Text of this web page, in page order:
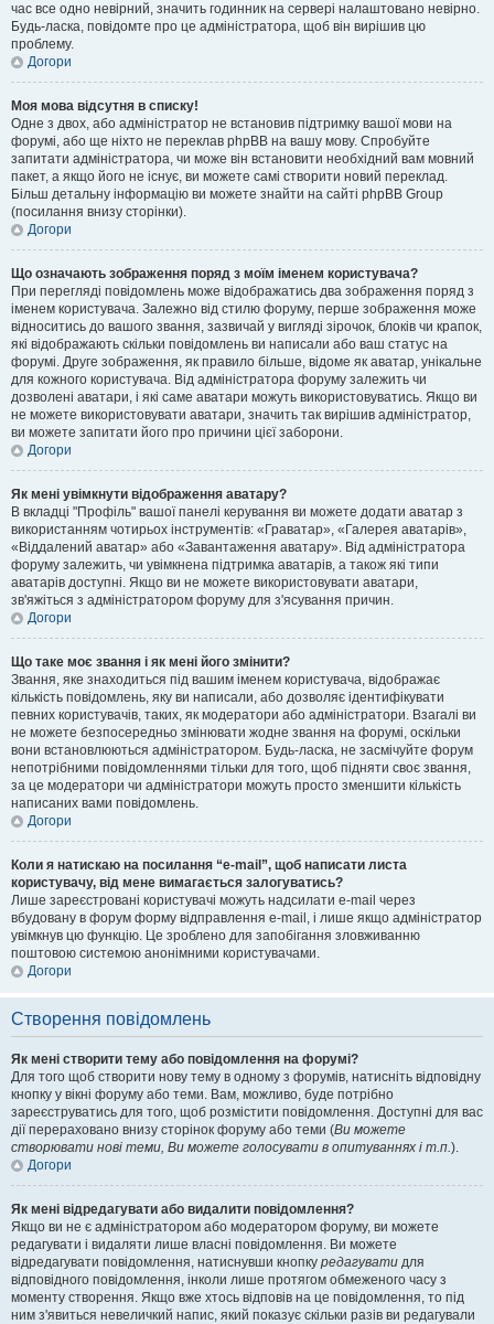
час все одно невірний, значить годинник на сервері налаштовано невірно.
Будь-ласка, повідомте про це адміністратора, щоб він вирішив цю
проблему.
Догори
Моя мова відсутня в списку!
Одне з двох, або адміністратор не встановив підтримку вашої мови на
форумі, або ще ніхто не переклав phpBB на вашу мову. Спробуйте
запитати адміністратора, чи може він встановити необхідний вам мовний
пакет, а якщо його не існує, ви можете самі створити новий переклад.
Більш детальну інформацію ви можете знайти на сайті phpBB Group
(посилання внизу сторінки).
Догори
Що означають зображення поряд з моїм іменем користувача?
При перегляді повідомлень може відображатись два зображення поряд з
іменем користувача. Залежно від стилю форуму, перше зображення може
відноситись до вашого звання, зазвичай у вигляді зірочок, блоків чи крапок,
які відображають скільки повідомлень ви написали або ваш статус на
форумі. Друге зображення, як правило більше, відоме як аватар, унікальне
для кожного користувача. Від адміністратора форуму залежить чи
дозволені аватари, і які саме аватари можуть використовуватись. Якщо ви
не можете використовувати аватари, значить так вирішив адміністратор,
ви можете запитати його про причини цієї заборони.
Догори
Як мені увімкнути відображення аватару?
В вкладці "Профіль" вашої панелі керування ви можете додати аватар з
використанням чотирьох інструментів: «Граватар», «Галерея аватарів»,
«Віддалений аватар» або «Завантаження аватару». Від адміністратора
форуму залежить, чи увімкнена підтримка аватарів, а також які типи
аватарів доступні. Якщо ви не можете використовувати аватари,
зв'яжіться з адміністратором форуму для з'ясування причин.
Догори
Що таке моє звання і як мені його змінити?
Звання, яке знаходиться під вашим іменем користувача, відображає
кількість повідомлень, яку ви написали, або дозволяє ідентифікувати
певних користувачів, таких, як модератори або адміністратори. Взагалі ви
не можете безпосередньо змінювати жодне звання на форумі, оскільки
вони встановлюються адміністратором. Будь-ласка, не засмічуйте форум
непотрібними повідомленнями тільки для того, щоб підняти своє звання,
за це модератори чи адміністратори можуть просто зменшити кількість
написаних вами повідомлень.
Догори
Коли я натискаю на посилання “e-mail”, щоб написати листа
користувачу, від мене вимагається залогуватись?
Лише зареєстровані користувачі можуть надсилати e-mail через
вбудовану в форум форму відправлення e-mail, і лише якщо адміністратор
увімкнув цю функцію. Це зроблено для запобігання зловживанню
поштовою системою анонімними користувачами.
Догори
Створення повідомлень
Як мені створити тему або повідомлення на форумі?
Для того щоб створити нову тему в одному з форумів, натисніть відповідну
кнопку у вікні форуму або теми. Вам, можливо, буде потрібно
зареєструватись для того, щоб розмістити повідомлення. Доступні для вас
дії перераховано внизу сторінок форуму або теми (Ви можете
створювати нові теми, Ви можете голосувати в опитуваннях і т.п.).
Догори
Як мені відредагувати або видалити повідомлення?
Якщо ви не є адміністратором або модератором форуму, ви можете
редагувати і видаляти лише власні повідомлення. Ви можете
відредагувати повідомлення, натиснувши кнопку редагувати для
відповідного повідомлення, інколи лише протягом обмеженого часу з
моменту створення. Якщо вже хтось відповів на це повідомлення, то під
ним з'явиться невеличкий напис, який показує скільки разів ви редагували